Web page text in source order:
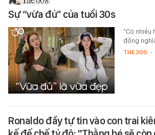
Sự “vừa đủ” của tuổi 30s
“Có nhiều
đồng
THE 30S -
Ronaldo đầy tự tin vào con trai